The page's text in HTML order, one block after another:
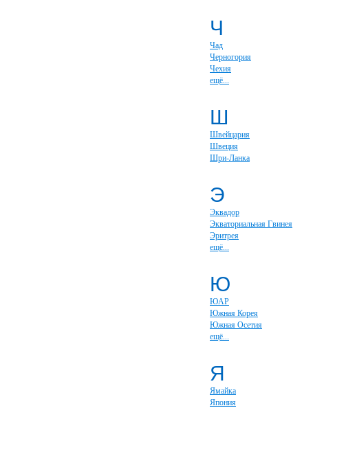
Ч
Чад
Черногория
Чехия
ещё...
Ш
Швейцария
Швеция
Шри-Ланка
Э
Эквадор
Экваториальная Гвинея
Эритрея
ещё...
Ю
ЮАР
Южная Корея
Южная Осетия
ещё...
Я
Ямайка
Япония